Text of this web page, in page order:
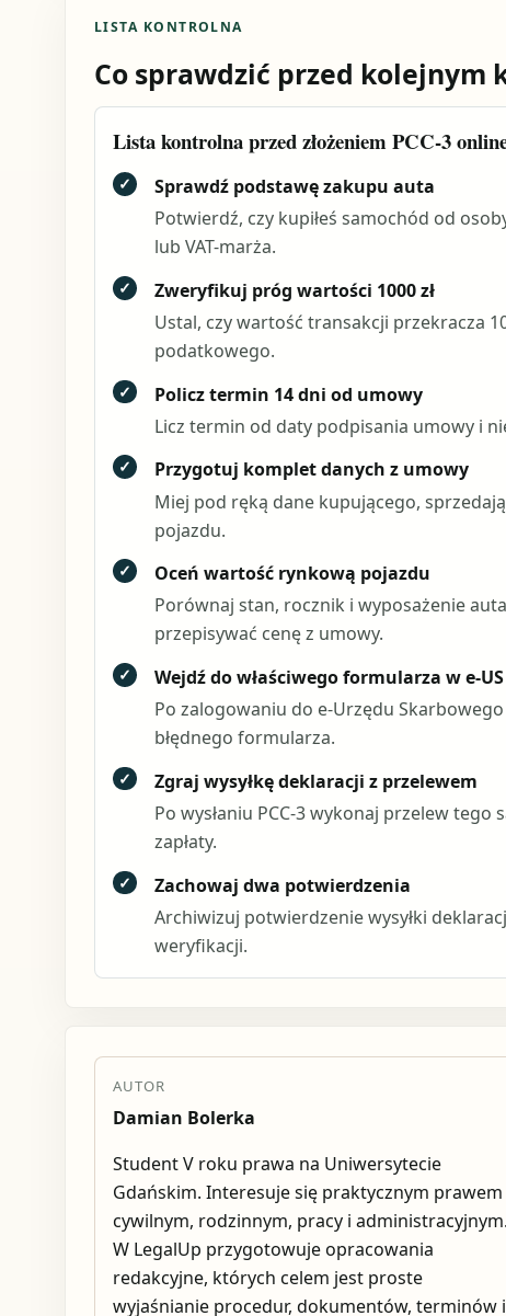
LISTA KONTROLNA
Co sprawdzić przed kolejnym
Lista kontrolna przed złożeniem PCC-3
✓
Sprawdź podstawę zakupu auta
Potwierdź, czy kupiłeś samochód od
lub VAT-marża.
✓
Zweryfikuj próg wartości 1000 zł
Ustal, czy wartość transakcji przekracza
podatkowego.
✓
Policz termin 14 dni od umowy
Licz termin od daty podpisania umowy i
✓
Przygotuj komplet danych z umowy
Miej pod ręką dane kupującego,
pojazdu.
✓
Oceń wartość rynkową pojazdu
Porównaj stan, rocznik i wyposażenie
przepisywać cenę z umowy.
✓
Wejdź do właściwego formularza w e-US
Po zalogowaniu do e-Urzędu
błędnego formularza.
✓
Zgraj wysyłkę deklaracji z przelewem
Po wysłaniu PCC-3 wykonaj przelew
zapłaty.
✓
Zachowaj dwa potwierdzenia
Archiwizuj potwierdzenie wysyłki
weryfikacji.
AUTOR
Damian Bolerka
Student V roku prawa na Uniwersytecie
Gdańskim. Interesuje się praktycznym prawem
cywilnym, rodzinnym, pracy i administracyjnym.
W LegalUp przygotowuje opracowania
redakcyjne, których celem jest proste
wyjaśnianie procedur, dokumentów, terminów i